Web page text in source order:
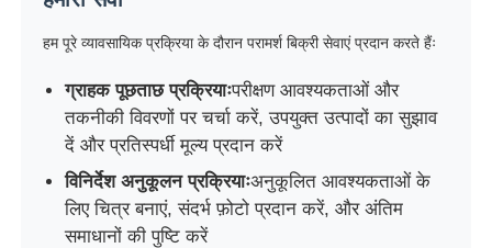
हम पूरे व्यावसायिक प्रक्रिया के दौरान परामर्श बिक्री सेवाएं प्रदान करते हैंः
ग्राहक पूछताछ प्रक्रियाःपरीक्षण आवश्यकताओं और
तकनीकी विवरणों पर चर्चा करें, उपयुक्त उत्पादों का सुझाव
दें और प्रतिस्पर्धी मूल्य प्रदान करें
विनिर्देश अनुकूलन प्रक्रियाःअनुकूलित आवश्यकताओं के
लिए चित्र बनाएं, संदर्भ फ़ोटो प्रदान करें, और अंतिम
समाधानों की पुष्टि करें